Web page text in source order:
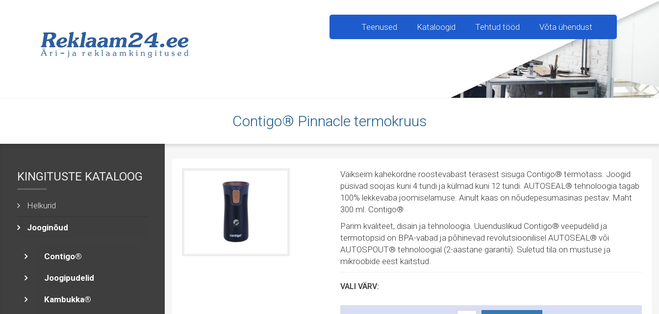
Teenused Kataloogid Tehtud tööd Võta ühendust
Contigo® Pinnacle termokruus
KINGITUSTE KATALOOG
Helkurid
Jooginõud
Contigo®
Joogipudelid
Kambukka®
Väikseim kahekordne roostevabast terasest sisuga Contigo® termotass. Joogid
püsivad soojas kuni 4 tundi ja külmad kuni 12 tundi. AUTOSEAL® tehnoloogia tagab
100% lekkevaba joomiselamuse. Ainult kaas on nõudepesumasinas pestav. Maht
300 ml. Contigo®
Parim kvaliteet, disain ja tehnoloogia. Uuenduslikud Contigo® veepudelid ja
termotopsid on BPA-vabad ja põhinevad revolutsioonilisel AUTOSEAL® või
AUTOSPOUT® tehnoloogial (2-aastane garantii). Suletud tila on mustuse ja
mikroobide eest kaitstud.
VALI VÄRV: